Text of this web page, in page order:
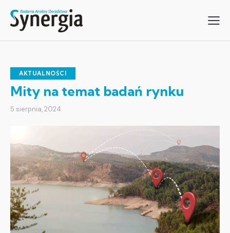
AKTUALNOŚCI
Mity na temat badań rynku
5 sierpnia, 2024